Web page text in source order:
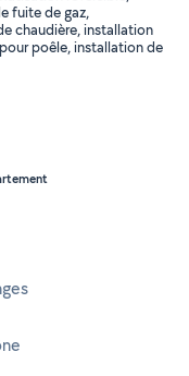
fuite de gaz,
chaudière, installation
poêle, installation de